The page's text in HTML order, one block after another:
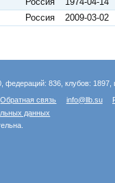
Россия 2009-03-02
федераций: 836, клубов:
Обратная связь info@llb.su
данных